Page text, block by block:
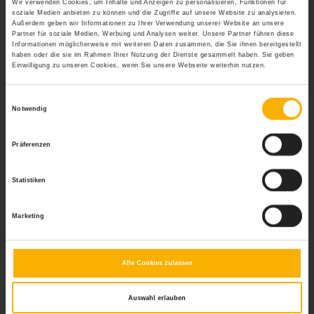
Wir verwenden Cookies, um Inhalte und Anzeigen zu personalisieren, Funktionen für
soziale Medien anbieten zu können und die Zugriffe auf unsere Website zu analysieren.
Außerdem geben wir Informationen zu Ihrer Verwendung unserer Website an unsere
Partner für soziale Medien, Werbung und Analysen weiter. Unsere Partner führen diese
Informationen möglicherweise mit weiteren Daten zusammen, die Sie ihnen bereitgestellt
haben oder die sie im Rahmen Ihrer Nutzung der Dienste gesammelt haben. Sie geben
Einwilligung zu unseren Cookies, wenn Sie unsere Webseite weiterhin nutzen.
Notwendig
Präferenzen
Statistiken
Marketing
Alle Cookies zulassen
Auswahl erlauben
sorgt jedoch für neuen Schwung und fördert die
Eigeninitiative.
Ideal ist es,Mitarbeiter auszuwählen, deren Werte
den Werten des Unternehmens entsprechen.
Sowohl die Produktivität als auch das Betriebsklima
lassen sich dadurch steigern.
allgemeine Informationsplattform dar. Konkrete Anfragen von
Lesern können nicht beantwortet werden, da es sich dabei um
Rechtsfrage haben sollten, wenden Sie sich bitte an einen
Rechtsanwalt oder an die Rechtsabteilung Ihrer Firma. Vielen
Weitere Relevante Beiträge Zu Diesem
Tipps zur optimalen Personalorganisation
Führungskompetenz